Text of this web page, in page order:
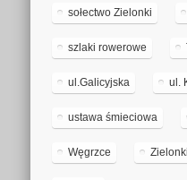
sołectwo Zielonki
szlaki rowerowe
ul.Galicyjska ul.
ustawa śmieciowa
Węgrzce Zielonki